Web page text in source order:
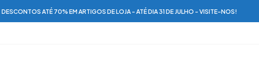
DESCONTOS ATÉ 70% EM ARTIGOS DE LOJA - ATÉ DIA 31 DE JULHO - VISITE-NOS!